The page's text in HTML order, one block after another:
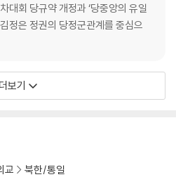
회 당규약 개정과 ‘당중앙의 유일
정은 정권의 당정군관계를 중심으
더보기
교 북한/통일